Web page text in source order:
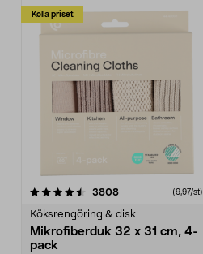
Kolla priset
3808recensioner (9,97/st)
Köksrengöring & disk
Mikrofiberduk 32 x 31 cm, 4-
pack
4.0av 5 stjärnor